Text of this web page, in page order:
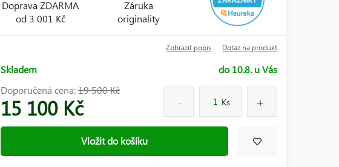
Doprava ZDARMA
od 3 001 Kč
Záruka
originality
Zobrazit popis Dotaz na produkt
Skladem
do 10.8. u Vás
Doporučená cena:19 500 Kč
15 100 Kč Ks
Vložit do košíku